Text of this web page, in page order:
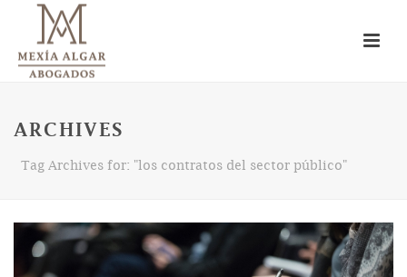
ARCHIVES
Tag Archives for: "los contratos del sector público"